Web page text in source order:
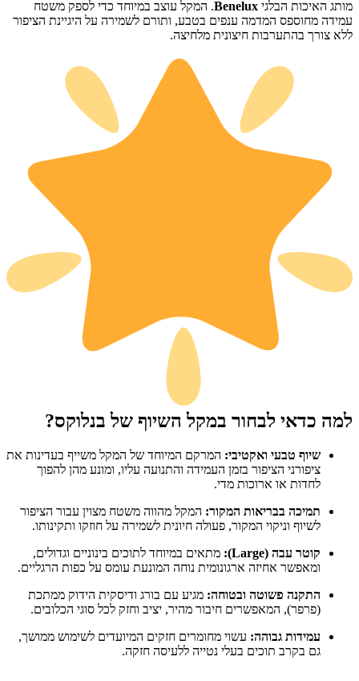
מותג האיכות הבלגי Benelux. המקל עוצב במיוחד כדי לספק משטח
עמידה מחוספס המדמה ענפים בטבע, ותורם לשמירה על היגיינת הציפור
ללא צורך בהתערבות חיצונית מלחיצה.
למה כדאי לבחור במקל השיוף של בנלוקס?
שיוף טבעי ואקטיבי: המרקם המיוחד של המקל משייף בעדינות את
ציפורני הציפור בזמן העמידה והתנועה עליו, ומונע מהן להפוך
לחדות או ארוכות מדי.
תמיכה בבריאות המקור: המקל מהווה משטח מצוין עבור הציפור
לשיוף וניקוי המקור, פעולה חיונית לשמירה על חוזקו ותקינותו.
קוטר עבה (Large):
מתאים במיוחד לתוכים בינוניים וגדולים,
ומאפשר אחיזה ארגונומית נוחה המונעת עומס על כפות הרגליים.
התקנה פשוטה ובטוחה: מגיע עם בורג ודיסקית הידוק ממתכת
(פרפר), המאפשרים חיבור מהיר, יציב וחזק לכל סוגי הכלובים.
עמידות גבוהה: עשוי מחומרים חזקים המיועדים לשימוש ממושך,
גם בקרב תוכים בעלי נטייה ללעיסה חזקה.